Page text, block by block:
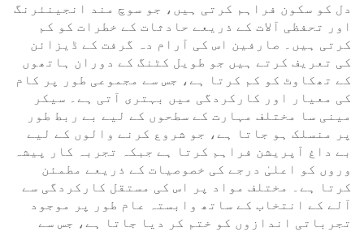
دل کو سکون فراہم کرتی ہیں، جو سوچ مند انجینئرنگ
اور تحفظی آلات کے ذریعے حادثات کے خطرات کو کم
کرتی ہیں۔ صارفین اس کی آرام دہ گرفت کے ڈیزائن
کی تعریف کرتے ہیں جو طویل کٹنگ کے دوران ہاتھوں
کے تھکاوٹ کو کم کرتا ہے، جس سے مجموعی طور پر کام
کی معیار اور کارکردگی میں بہتری آتی ہے۔ سیکر
مینی سا مختلف مہارت کے سطحوں کے لیے بے ربط طور
پر منسلک ہو جاتا ہے، جو شروع کرنے والوں کے لیے
بے داغ آپریشن فراہم کرتا ہے جبکہ تجربہ کار پیشہ
وروں کو اعلیٰ درجے کی خصوصیات کے ذریعے مطمئن
کرتا ہے۔ مختلف مواد پر اس کی مستقل کارکردگی سے
آلے کے انتخاب کے ساتھ وابستہ عام طور پر موجود
تجرباتی اندازوں کو ختم کر دیا جاتا ہے، جس سے